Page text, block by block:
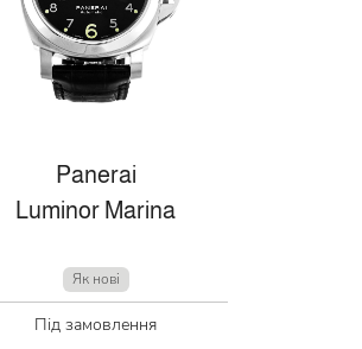
Panerai
Luminor Marina
Як нові
Під замовлення